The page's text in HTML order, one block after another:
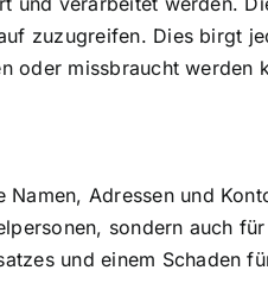
zuzugreifen. Dies birgt
oder missbraucht werden
Adressen und
sondern auch für
und einem Schaden